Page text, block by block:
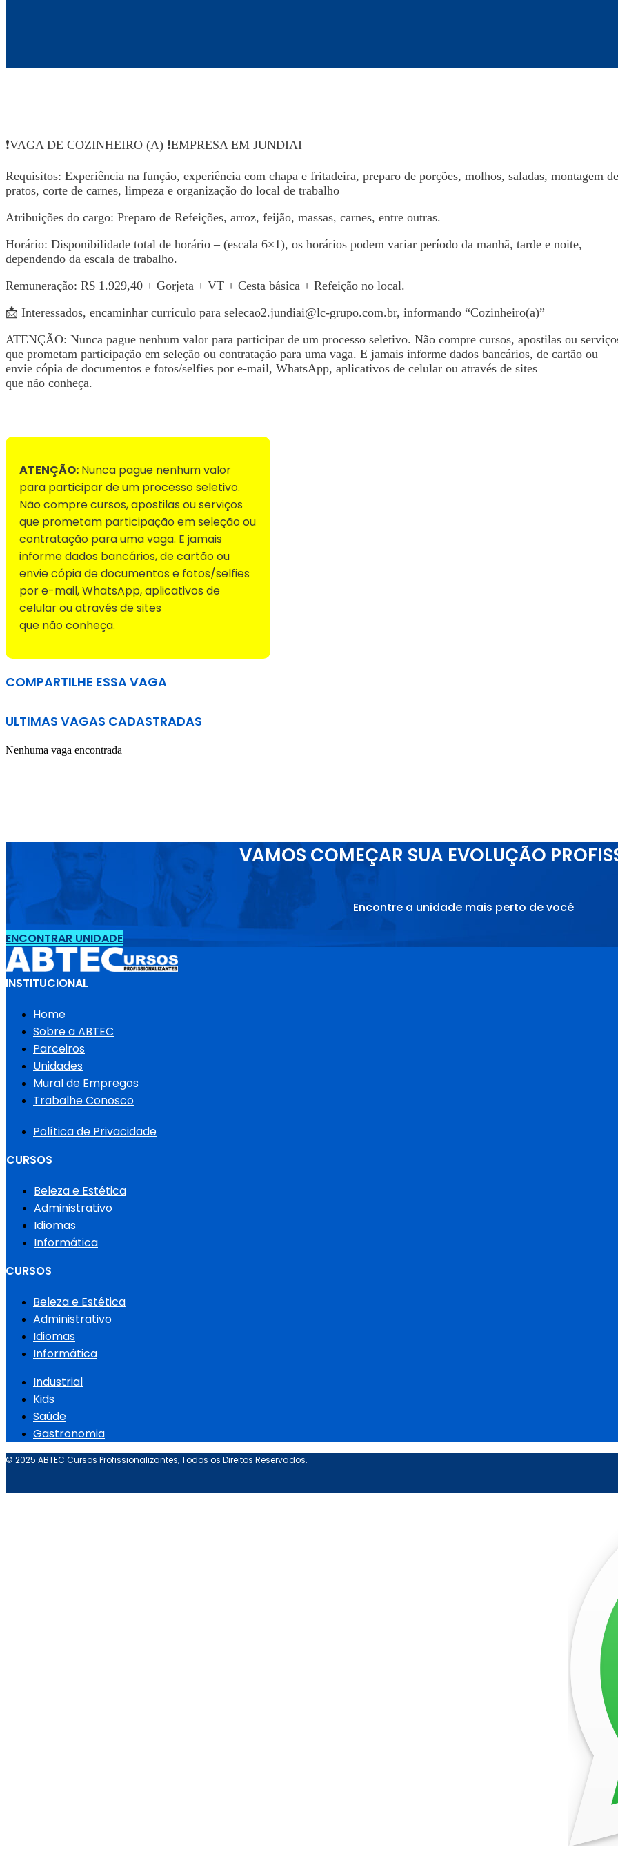
❗VAGA DE COZINHEIRO (A) ❗EMPRESA EM JUNDIAI
Requisitos: Experiência na função, experiência com chapa e fritadeira, preparo de porções, molhos, saladas, montagem de
pratos, corte de carnes, limpeza e organização do local de trabalho
Atribuições do cargo: Preparo de Refeições, arroz, feijão, massas, carnes, entre outras.
Horário: Disponibilidade total de horário – (escala 6×1), os horários podem variar período da manhã, tarde e noite,
dependendo da escala de trabalho.
Remuneração: R$ 1.929,40 + Gorjeta + VT + Cesta básica + Refeição no local.
📩 Interessados, encaminhar currículo para selecao2.jundiai@lc-grupo.com.br, informando “Cozinheiro(a)”
ATENÇÃO: Nunca pague nenhum valor para participar de um processo seletivo. Não compre cursos, apostilas ou
que prometam participação em seleção ou contratação para uma vaga. E jamais informe dados bancários, de cartão ou
envie cópia de documentos e fotos/selfies por e-mail, WhatsApp, aplicativos de celular ou através de sites
que não conheça.
ATENÇÃO: Nunca pague nenhum valor
para participar de um processo seletivo.
Não compre cursos, apostilas ou serviços
que prometam participação em seleção ou
contratação para uma vaga. E jamais
informe dados bancários, de cartão ou
envie cópia de documentos e fotos/selfies
por e-mail, WhatsApp, aplicativos de
celular ou através de sites
que não conheça.
COMPARTILHE ESSA VAGA
ULTIMAS VAGAS CADASTRADAS
Nenhuma vaga encontrada
VAMOS COMEÇAR SUA EVOLUÇÃO
Encontre a unidade mais perto de você
ENCONTRAR UNIDADE
INSTITUCIONAL
Home
Sobre a ABTEC
Parceiros
Unidades
Mural de Empregos
Trabalhe Conosco
Política de Privacidade
CURSOS
Beleza e Estética
Administrativo
Idiomas
Informática
CURSOS
Beleza e Estética
Administrativo
Idiomas
Informática
Industrial
Kids
Saúde
Gastronomia
© 2025 ABTEC Cursos Profissionalizantes, Todos os Direitos Reservados.